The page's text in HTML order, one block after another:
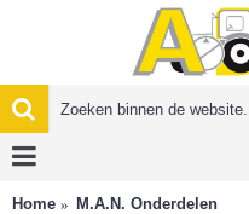
Home M.A.N. Onderdelen